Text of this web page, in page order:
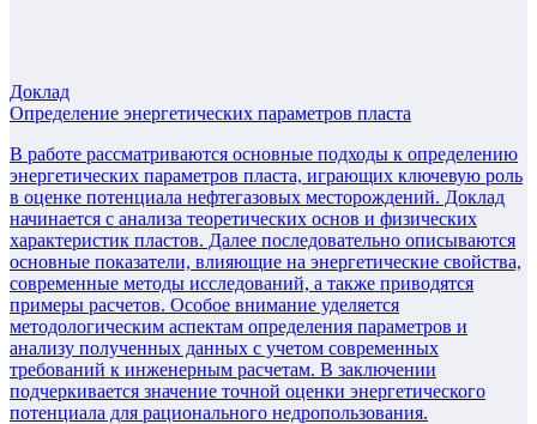
Доклад
Определение энергетических параметров пласта
В работе рассматриваются основные подходы к определению
энергетических параметров пласта, играющих ключевую роль
в оценке потенциала нефтегазовых месторождений. Доклад
начинается с анализа теоретических основ и физических
характеристик пластов. Далее последовательно описываются
основные показатели, влияющие на энергетические свойства,
современные методы исследований, а также приводятся
примеры расчетов. Особое внимание уделяется
методологическим аспектам определения параметров и
анализу полученных данных с учетом современных
требований к инженерным расчетам. В заключении
подчеркивается значение точной оценки энергетического
потенциала для рационального недропользования.